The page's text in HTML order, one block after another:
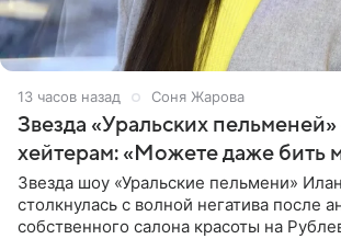
13 часов назад Соня Жарова
Звезда «Уральских пельменей»
хейтерам: «Можете даже бить
Звезда шоу «Уральские пельмени»
столкнулась с волной негатива после
собственного салона красоты на